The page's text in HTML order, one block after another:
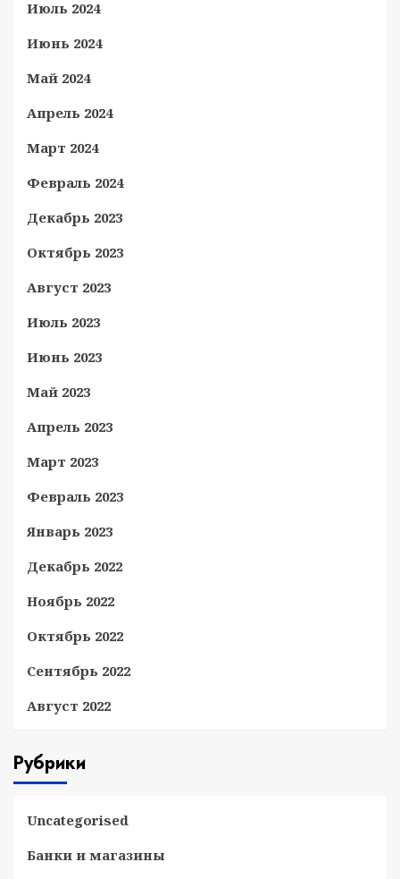
Июль 2024
Июнь 2024
Май 2024
Апрель 2024
Март 2024
Февраль 2024
Декабрь 2023
Октябрь 2023
Август 2023
Июль 2023
Июнь 2023
Май 2023
Апрель 2023
Март 2023
Февраль 2023
Январь 2023
Декабрь 2022
Ноябрь 2022
Октябрь 2022
Сентябрь 2022
Август 2022
Рубрики
Uncategorised
Банки и магазины